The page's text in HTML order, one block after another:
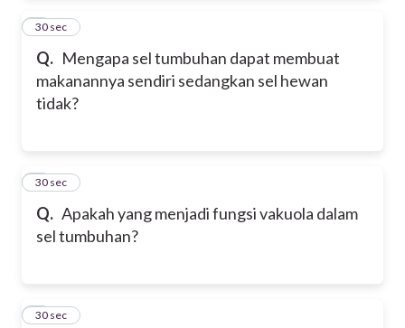
Q. Mengapa sel tumbuhan dapat membuat
makanannya sendiri sedangkan sel hewan
tidak?
2
30 sec
Q. Apakah yang menjadi fungsi vakuola dalam
sel tumbuhan?
3
30 sec
4
30 sec